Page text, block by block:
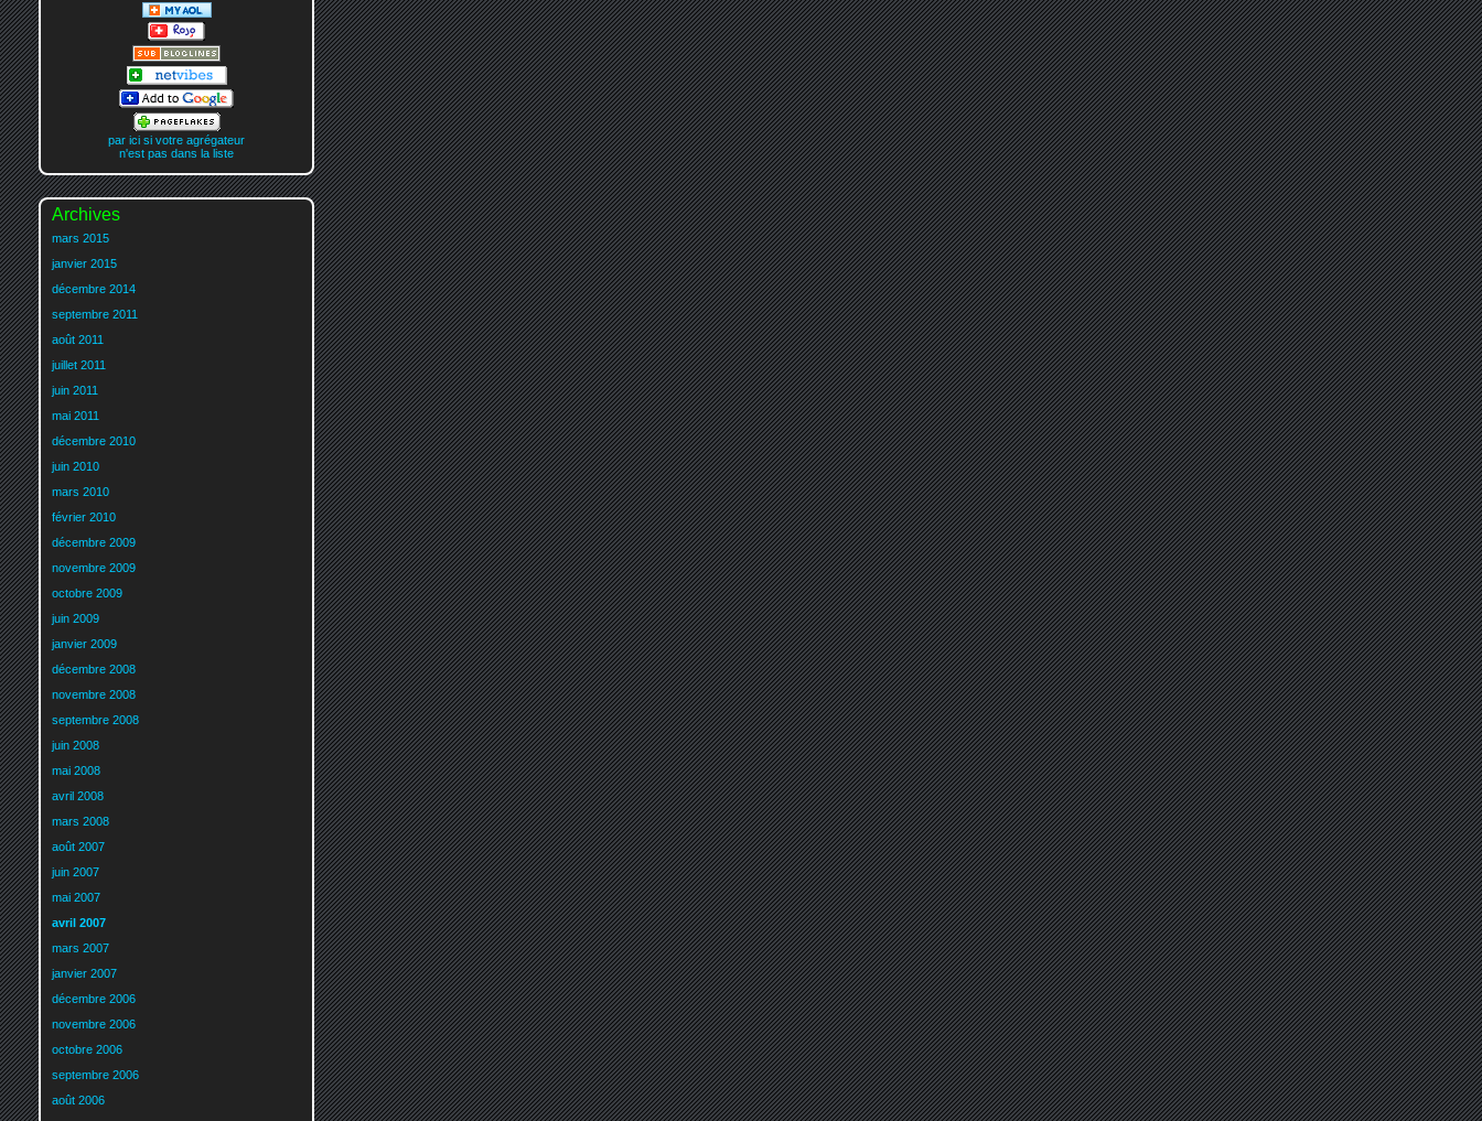
par ici si votre agrégateur
n'est pas dans la liste
Archives
mars 2015
janvier 2015
décembre 2014
septembre 2011
août 2011
juillet 2011
juin 2011
mai 2011
décembre 2010
juin 2010
mars 2010
février 2010
décembre 2009
novembre 2009
octobre 2009
juin 2009
janvier 2009
décembre 2008
novembre 2008
septembre 2008
juin 2008
mai 2008
avril 2008
mars 2008
août 2007
juin 2007
mai 2007
avril 2007
mars 2007
janvier 2007
décembre 2006
novembre 2006
octobre 2006
septembre 2006
août 2006